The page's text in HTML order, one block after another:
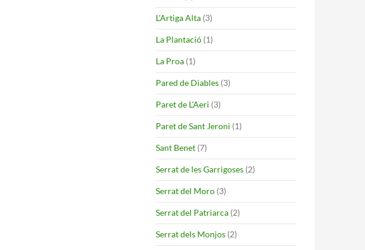
L'Artiga Alta (3)
La Plantació (1)
La Proa (1)
Pared de Diables (3)
Paret de L'Aeri (3)
Paret de Sant Jeroni (1)
Sant Benet (7)
Serrat de les Garrigoses (2)
Serrat del Moro (3)
Serrat del Patriarca (2)
Serrat dels Monjos (2)